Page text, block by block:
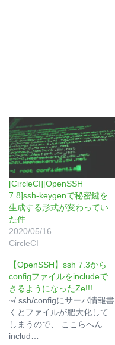
[CircleCI][OpenSSH
7.8]ssh-keygenで秘密鍵を
生成する形式が変わってい
た件
2020/05/16
CircleCI
【OpenSSH】ssh 7.3から
configファイルをincludeで
きるようになったZe!!!
~/.ssh/configにサーバ情報書
くとファイルが肥大化して
しまうので、 ここらへん
includ…